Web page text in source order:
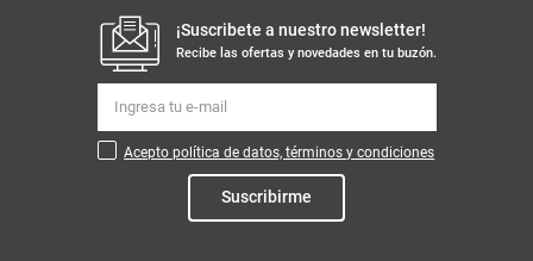
¡Suscribete a nuestro newsletter!
Recibe las ofertas y novedades en tu buzón.
Acepto política de datos, términos y condiciones
Suscribirme